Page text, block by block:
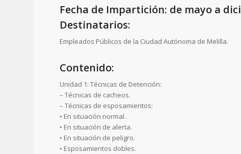
Fecha de Impartición: de mayo a
Destinatarios:
Empleados Públicos de la Ciudad Autónoma de Melilla.
Contenido:
Unidad 1: Técnicas de Detención:
– Técnicas de cacheos.
– Técnicas de esposamientos:
• En situación normal.
• En situación de alerta.
• En situación de peligro.
• Esposamientos dobles.